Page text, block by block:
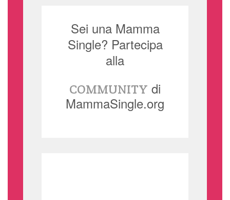
Sei una Mamma
Single? Partecipa
alla
COMMUNITY di
MammaSingle.org